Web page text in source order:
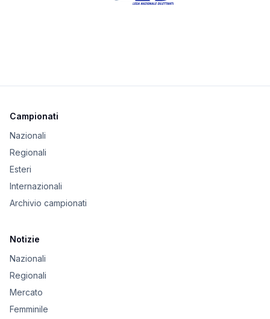
Campionati
Nazionali
Regionali
Esteri
Internazionali
Archivio campionati
Notizie
Nazionali
Regionali
Mercato
Femminile